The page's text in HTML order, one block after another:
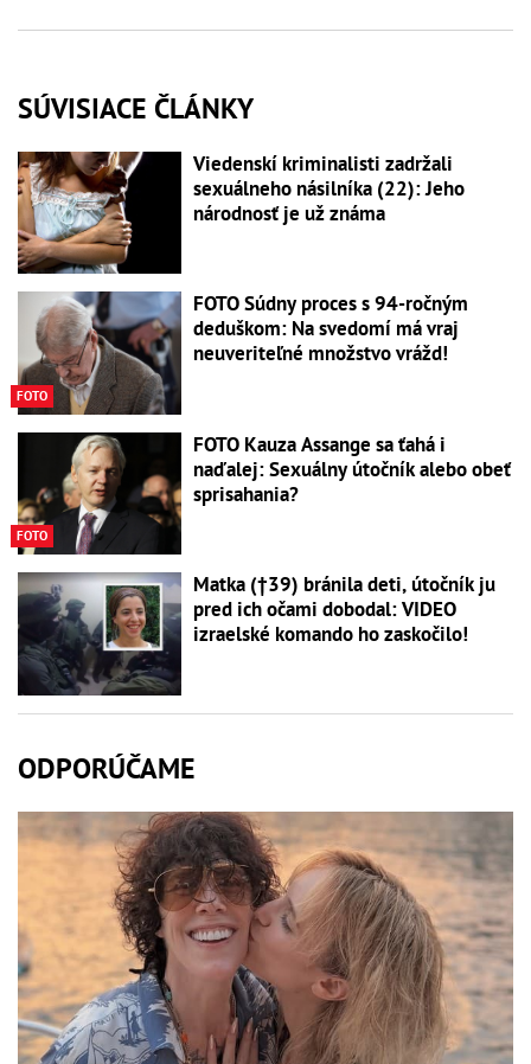
SÚVISIACE ČLÁNKY
Viedenskí kriminalisti zadržali
sexuálneho násilníka (22): Jeho
národnosť je už známa
FOTO
FOTO Súdny proces s 94-ročným
deduškom: Na svedomí má vraj
neuveriteľné množstvo vrážd!
FOTO
FOTO Kauza Assange sa ťahá i
naďalej: Sexuálny útočník alebo obeť
sprisahania?
Matka (†39) bránila deti, útočník ju
pred ich očami dobodal: VIDEO
izraelské komando ho zaskočilo!
ODPORÚČAME